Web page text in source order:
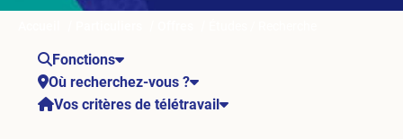
Fonctions
Où recherchez-vous ?
Vos critères de télétravail